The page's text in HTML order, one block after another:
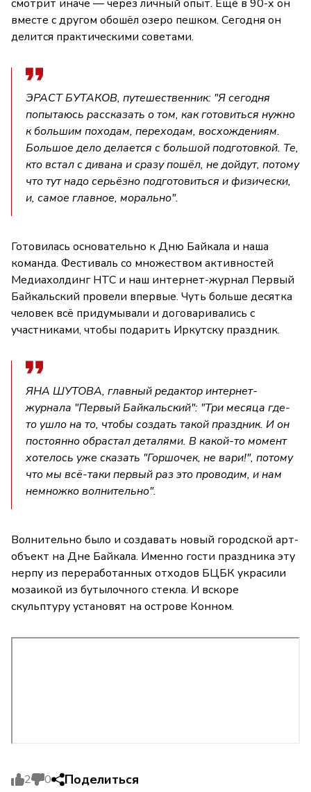
смотрит иначе — через личный опыт. Ещё в 90-х он
вместе с другом обошёл озеро пешком. Сегодня он
делится практическими советами.
ЭРАСТ БУТАКОВ, путешественник: "Я сегодня
попытаюсь рассказать о том, как готовиться нужно
к большим походам, переходам, восхождениям.
Большое дело делается с большой подготовкой. Те,
кто встал с дивана и сразу пошёл, не дойдут, потому
что тут надо серьёзно подготовиться и физически,
и, самое главное, морально".
Готовилась основательно к Дню Байкала и наша
команда. Фестиваль со множеством активностей
Медиахолдинг НТС и наш интернет-журнал Первый
Байкальский провели впервые. Чуть больше десятка
человек всё придумывали и договаривались с
участниками, чтобы подарить Иркутску праздник.
ЯНА ШУТОВА, главный редактор интернет-
журнала "Первый Байкальский": "Три месяца где-
то ушло на то, чтобы создать такой праздник. И он
постоянно обрастал деталями. В какой-то момент
хотелось уже сказать "Горшочек, не вари!", потому
что мы всё-таки первый раз это проводим, и нам
немножко волнительно".
Волнительно было и создавать новый городской арт-
объект на Дне Байкала. Именно гости праздника эту
нерпу из переработанных отходов БЦБК украсили
мозаикой из бутылочного стекла. И вскоре
скульптуру установят на острове Конном.
2 0 Поделиться